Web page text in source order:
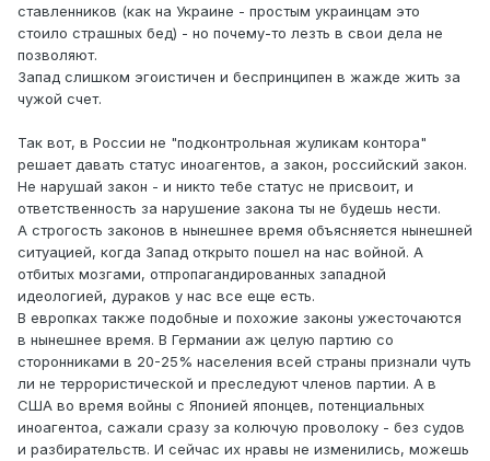
ставленников (как на Украине - простым украинцам это
стоило страшных бед) - но почему-то лезть в свои дела не
позволяют.
Запад слишком эгоистичен и беспринципен в жажде жить за
чужой счет.
Так вот, в России не "подконтрольная жуликам контора"
решает давать статус иноагентов, а закон, российский закон.
Не нарушай закон - и никто тебе статус не присвоит, и
ответственность за нарушение закона ты не будешь нести.
А строгость законов в нынешнее время объясняется нынешней
ситуацией, когда Запад открыто пошел на нас войной. А
отбитых мозгами, отпропагандированных западной
идеологией, дураков у нас все еще есть.
В европках также подобные и похожие законы ужесточаются
в нынешнее время. В Германии аж целую партию со
сторонниками в 20-25% населения всей страны признали чуть
ли не террористической и преследуют членов партии. А в
США во время войны с Японией японцев, потенциальных
иноагентоа, сажали сразу за колючую проволоку - без судов
и разбирательств. И сейчас их нравы не изменились, можешь